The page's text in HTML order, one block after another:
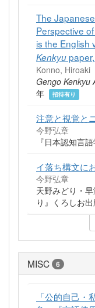
The
Perspective
is the English
Kenkyu
Konno, Hiroaki
Gengo Kenkyu
年
招待有り
注意と視覚と
今野弘章
『日本認知言
イ落ち構文に
今野弘章
天野みどり・
り』くろしお
MISC 6
「公的自己